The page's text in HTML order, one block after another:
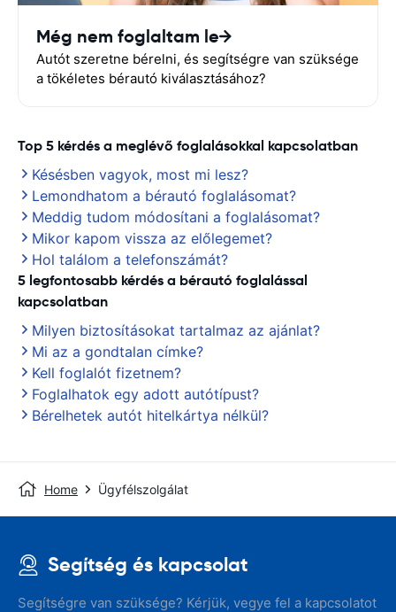
Még nem foglaltam le
Autót szeretne bérelni, és segítségre van szüksége
a tökéletes bérautó kiválasztásához?
Top 5 kérdés a meglévő foglalásokkal kapcsolatban
Késésben vagyok, most mi lesz?
Lemondhatom a bérautó foglalásomat?
Meddig tudom módosítani a foglalásomat?
Mikor kapom vissza az előlegemet?
Hol találom a telefonszámát?
5 legfontosabb kérdés a bérautó foglalással
kapcsolatban
Milyen biztosításokat tartalmaz az ajánlat?
Mi az a gondtalan címke?
Kell foglalót fizetnem?
Foglalhatok egy adott autótípust?
Bérelhetek autót hitelkártya nélkül?
Home Ügyfélszolgálat
Segítség és kapcsolat
Segítségre van szüksége? Kérjük, vegye fel a kapcsolatot